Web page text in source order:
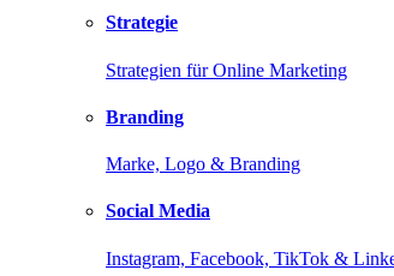
Strategie
Strategien für Online Marketing
Branding
Marke, Logo & Branding
Social Media
Instagram, Facebook, TikTok &